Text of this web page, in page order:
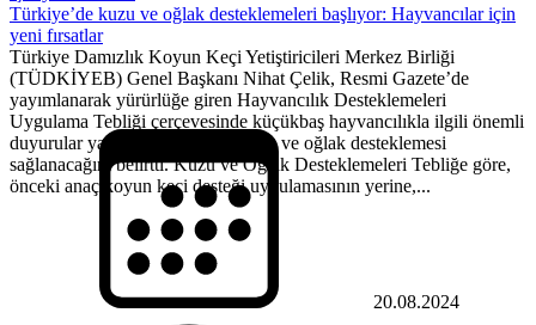
Türkiye’de kuzu ve oğlak desteklemeleri başlıyor: Hayvancılar için
yeni fırsatlar
Türkiye Damızlık Koyun Keçi Yetiştiricileri Merkez Birliği
(TÜDKİYEB) Genel Başkanı Nihat Çelik, Resmi Gazete’de
yayımlanarak yürürlüğe giren Hayvancılık Desteklemeleri
Uygulama Tebliği çerçevesinde küçükbaş hayvancılıkla ilgili önemli
duyurular yaptı. Çelik, ilk kez kuzu ve oğlak desteklemesi
sağlanacağını belirtti. Kuzu ve Oğlak Desteklemeleri Tebliğe göre,
önceki anaç koyun keçi desteği uygulamasının yerine,...
20.08.2024